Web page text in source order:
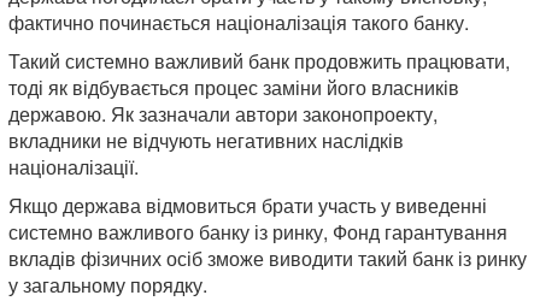
фактично починається націоналізація такого банку.
Такий системно важливий банк продовжить працювати,
тоді як відбувається процес заміни його власників
державою. Як зазначали автори законопроекту,
вкладники не відчують негативних наслідків
націоналізації.
Якщо держава відмовиться брати участь у виведенні
системно важливого банку із ринку, Фонд гарантування
вкладів фізичних осіб зможе виводити такий банк із ринку
у загальному порядку.